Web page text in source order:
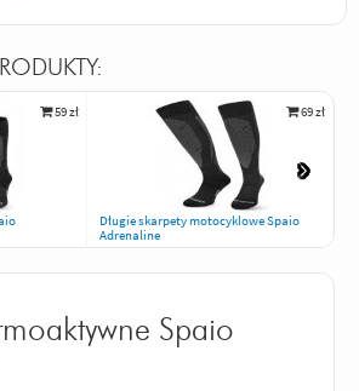
59 zł 69 zł
Długie skarpety motocyklowe Spaio
Adrenaline
Spaio